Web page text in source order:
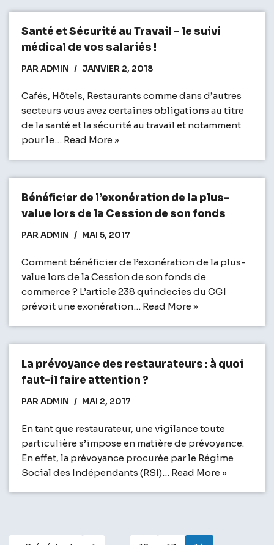
Santé et Sécurité au Travail – le suivi
médical de vos salariés !
PARADMIN JANVIER 2, 2018
Cafés, Hôtels, Restaurants comme dans d’autres
secteurs vous avez certaines obligations au titre
de la santé et la sécurité au travail et notamment
pour le… Read More »
Bénéficier de l’exonération de la plus-
value lors de la Cession de son fonds
PARADMIN MAI 5, 2017
Comment bénéficier de l’exonération de la plus-
value lors de la Cession de son fonds de
commerce ? L’article 238 quindecies du CGI
prévoit une exonération… Read More »
La prévoyance des restaurateurs : à quoi
faut-il faire attention ?
PARADMIN MAI 2, 2017
En tant que restaurateur, une vigilance toute
particulière s’impose en matière de prévoyance.
En effet, la prévoyance procurée par le Régime
Social des Indépendants (RSI)… Read More »